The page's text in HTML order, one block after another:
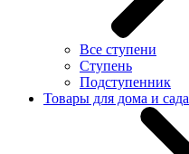
Все ступени
Ступень
Подступенник
Товары для дома и сада